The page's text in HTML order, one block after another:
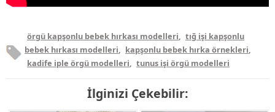
örgü kapşonlu bebek hırkası modelleri, tığ işi kapşonlu
bebek hırkası modelleri, kapşonlu bebek hırka örnekleri,
kadife iple örgü modelleri, tunus işi örgü modelleri
İlginizi Çekebilir: